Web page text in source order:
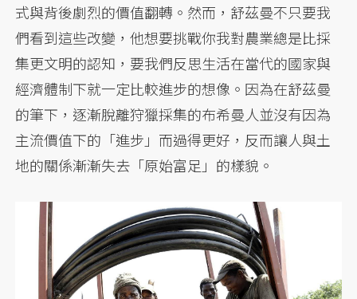
式與背後劇烈的價值翻轉。然而，舒茲曼不只要我
們看到這些改變，他想要挑戰你我對農業總是比採
集更文明的認知，要我們反思生活在當代的國家與
經濟體制下就一定比較進步的想像。因為在舒茲曼
的筆下，逐漸脫離狩獵採集的布希曼人並沒有因為
主流價值下的「進步」而過得更好，反而讓人與土
地的關係漸漸失去「原始富足」的樣貌。